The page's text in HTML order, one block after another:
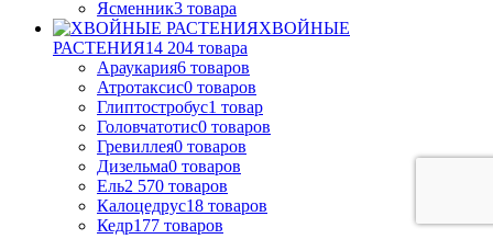
Ясменник3 товара
ХВОЙНЫЕ
РАСТЕНИЯ14 204 товара
Араукария6 товаров
Атротаксис0 товаров
Глиптостробус1 товар
Головчатотис0 товаров
Гревиллея0 товаров
Дизельма0 товаров
Ель2 570 товаров
Калоцедрус18 товаров
Кедр177 товаров